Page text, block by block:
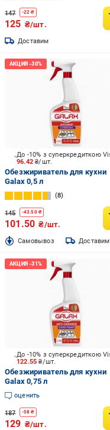
147 -22 ₴
125 ₴/шт.
Доставим
96.42₴/шт.
Обезжириватель для кухни
Galax 0,5 л
8
145 -43.50₴
101.50 ₴/шт.
Cамовывоз Доставим
122.55₴/шт.
Обезжириватель для кухни
Galax 0,75 л
оценить
187 -58 ₴
129 ₴/шт.